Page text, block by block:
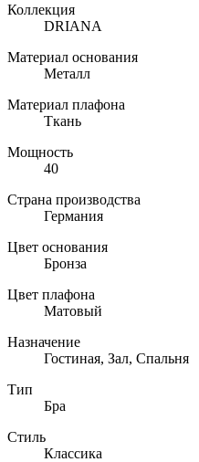
Коллекция
DRIANA
Материал основания
Металл
Материал плафона
Ткань
Мощность
40
Страна производства
Германия
Цвет основания
Бронза
Цвет плафона
Матовый
Назначение
Гостиная, Зал, Спальня
Тип
Бра
Стиль
Классика